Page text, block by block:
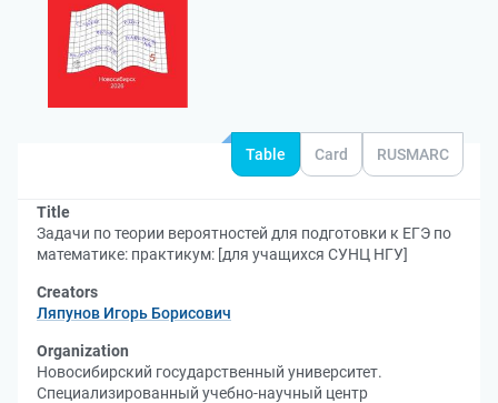
Table Card RUSMARC
Title
Задачи по теории вероятностей для подготовки к ЕГЭ по
математике: практикум: [для учащихся СУНЦ НГУ]
Creators
Ляпунов Игорь Борисович
Organization
Новосибирский государственный университет.
Специализированный учебно-научный центр